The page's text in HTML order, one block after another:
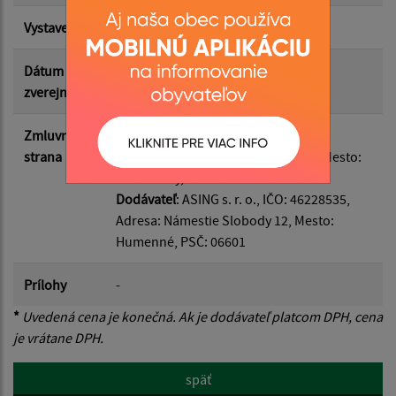
Vystavená 15.05.2025
Dátum
zverejnenia
28.05.2025
Zmluvná
strana
Odberateľ: Obec Ohradzany, IČO:
00323322, Adresa: Ohradzany 164, Mesto:
Dodávateľ: ASING s. r. o., IČO: 46228535,
Adresa: Námestie Slobody 12, Mesto:
Humenné, PSČ: 06601
Prílohy
-
* Uvedená cena je konečná. Ak je dodávateľ platcom DPH, cena
je vrátane DPH.
späť